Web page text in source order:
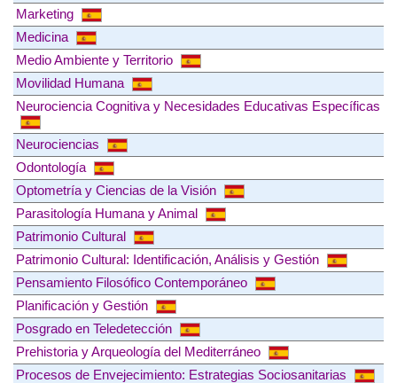
Marketing
Medicina
Medio Ambiente y Territorio
Movilidad Humana
Neurociencia Cognitiva y Necesidades Educativas Específicas
Neurociencias
Odontología
Optometría y Ciencias de la Visión
Parasitología Humana y Animal
Patrimonio Cultural
Patrimonio Cultural: Identificación, Análisis y Gestión
Pensamiento Filosófico Contemporáneo
Planificación y Gestión
Posgrado en Teledetección
Prehistoria y Arqueología del Mediterráneo
Procesos de Envejecimiento: Estrategias Sociosanitarias